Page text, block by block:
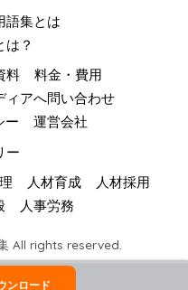
語集とは
は？
料
料金・費用
ィアへ問い合わせ
ー
運営会社
ー
人材育成
人材採用
人事労務
All rights reserved.
ンロード